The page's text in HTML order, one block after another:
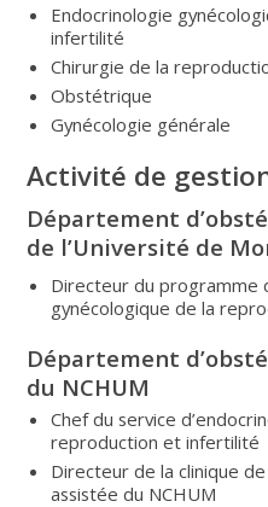
Endocrinologie
infertilité
Chirurgie de la
Obstétrique
Gynécologie générale
Activité de
Département
de l’Université de
Directeur du programme
gynécologique de la
Département
du NCHUM
Chef du service
reproduction et infertilité
Directeur de la clinique
assistée du NCHUM